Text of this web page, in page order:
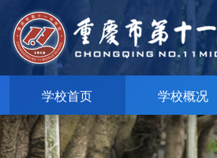
学校首页 学校概况